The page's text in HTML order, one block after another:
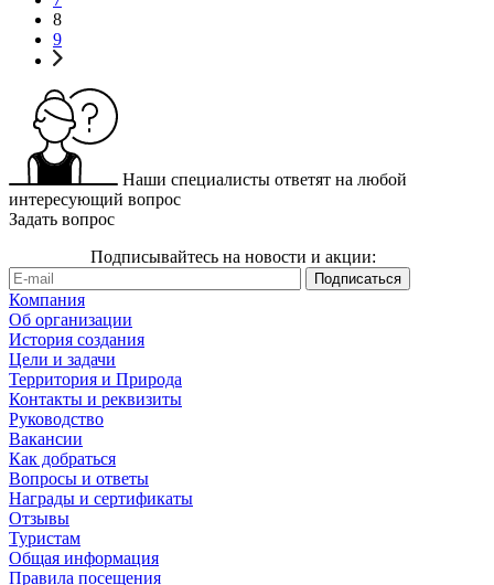
8
9
Наши специалисты ответят на любой
интересующий вопрос
Задать вопрос
Подписывайтесь на новости и акции:
Компания
Об организации
История создания
Цели и задачи
Территория и Природа
Контакты и реквизиты
Руководство
Вакансии
Как добраться
Вопросы и ответы
Награды и сертификаты
Отзывы
Туристам
Общая информация
Правила посещения